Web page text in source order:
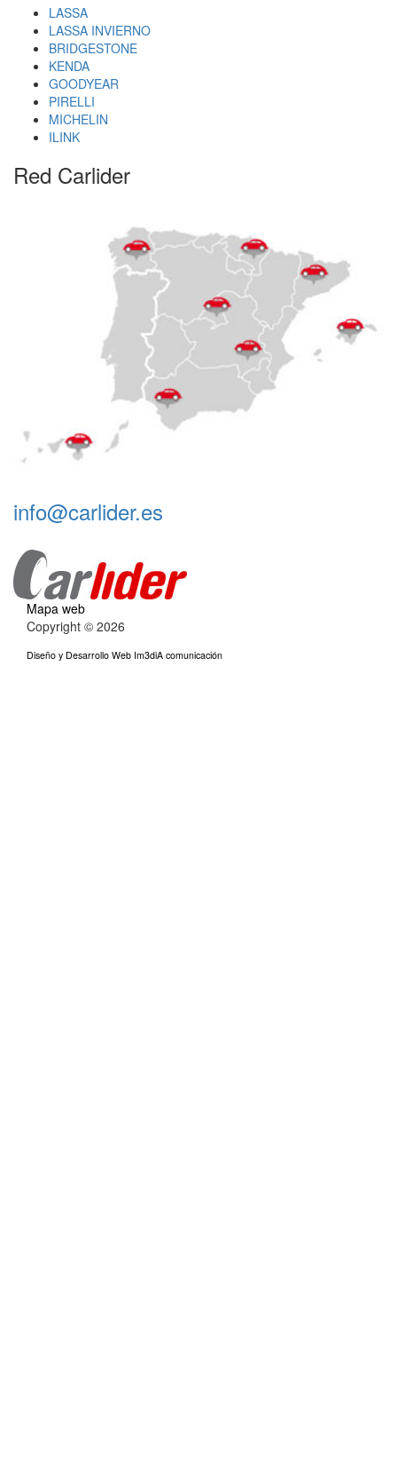
LASSA
LASSA INVIERNO
BRIDGESTONE
KENDA
GOODYEAR
PIRELLI
MICHELIN
ILINK
Red Carlider
info@carlider.es
Mapa web
Copyright © 2026
Diseño y Desarrollo Web Im3diA comunicación